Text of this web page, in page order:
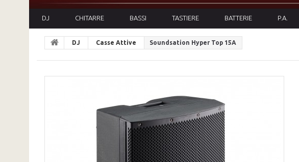
DJ CHITARRE BASSI TASTIERE BATTERIE P.A.
DJ Casse Attive Soundsation Hyper Top 15A